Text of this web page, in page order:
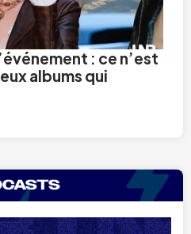
: ce n’est
albums qui